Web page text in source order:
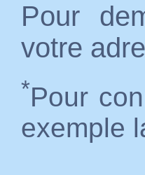
Pour
votre
*Pour
exemple